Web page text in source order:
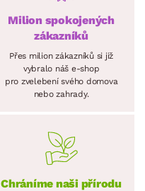
Milion spokojených
zákazníků
Přes milion zákazníků si již
vybralo náš e-shop
pro zvelebení svého domova
nebo zahrady.
Chráníme naši přírodu